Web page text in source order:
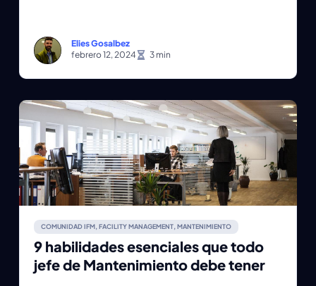
Elies Gosalbez
febrero 12, 2024
COMUNIDAD IFM,FACILITY MANAGEMENT,MANTENIMIENTO
9 habilidades esenciales que todo
jefe de Mantenimiento debe tener